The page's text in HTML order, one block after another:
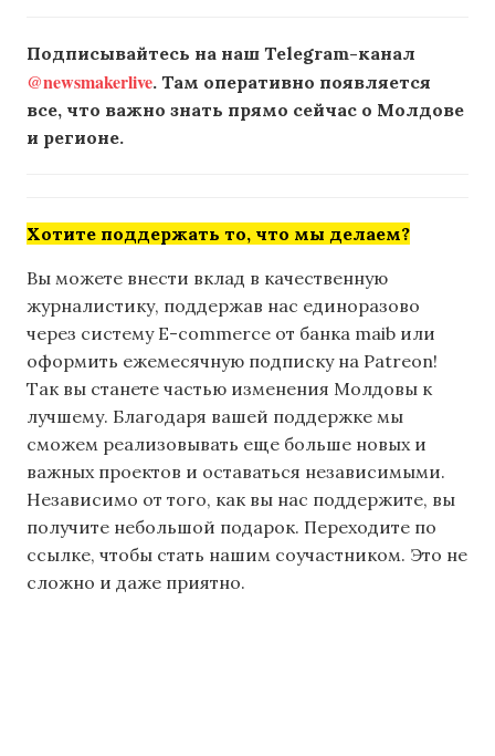
Подписывайтесь на наш Telegram-канал
@newsmakerlive. Там оперативно появляется
все, что важно знать прямо сейчас о Молдове
и регионе.
Хотите поддержать то, что мы делаем?
Вы можете внести вклад в качественную
журналистику, поддержав нас единоразово
через систему E-commerce от банка maib или
оформить ежемесячную подписку на Patreon!
Так вы станете частью изменения Молдовы к
лучшему. Благодаря вашей поддержке мы
сможем реализовывать еще больше новых и
важных проектов и оставаться независимыми.
Независимо от того, как вы нас поддержите, вы
получите небольшой подарок. Переходите по
ссылке, чтобы стать нашим соучастником. Это не
сложно и даже приятно.